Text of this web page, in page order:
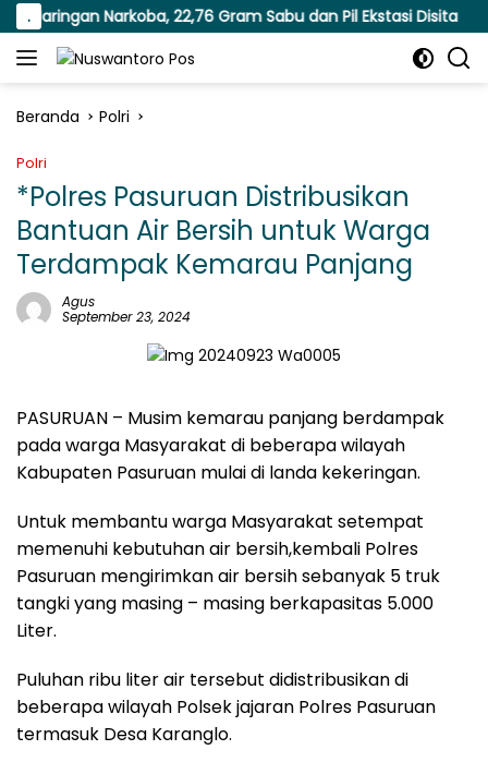
Langsung
ke
konten
. Narkoba, 22,76 Gram Sabu dan Pil Ekstasi Disita
Beranda Polri
Polri
*Polres Pasuruan Distribusikan
Bantuan Air Bersih untuk Warga
Terdampak Kemarau Panjang
Agus
September 23, 2024
PASURUAN – Musim kemarau panjang berdampak
pada warga Masyarakat di beberapa wilayah
Kabupaten Pasuruan mulai di landa kekeringan.
Untuk membantu warga Masyarakat setempat
memenuhi kebutuhan air bersih,kembali Polres
Pasuruan mengirimkan air bersih sebanyak 5 truk
tangki yang masing – masing berkapasitas 5.000
Liter.
Puluhan ribu liter air tersebut didistribusikan di
beberapa wilayah Polsek jajaran Polres Pasuruan
termasuk Desa Karanglo.